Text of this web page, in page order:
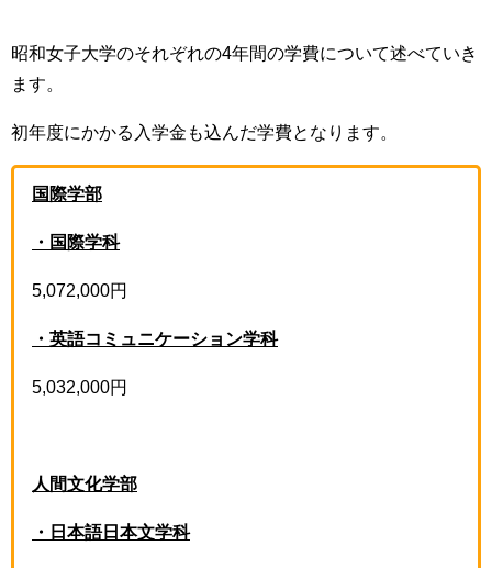
昭和女子大学のそれぞれの4年間の学費について述べていき
ます。
初年度にかかる入学金も込んだ学費となります。
国際学部
・国際学科
5,072,000円
・英語コミュニケーション学科
5,032,000円
人間文化学部
・日本語日本文学科